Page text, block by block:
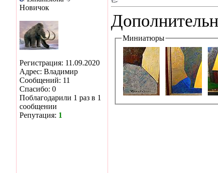
Новичок
Регистрация: 11.09.2020
Адрес: Владимир
Сообщений: 11
Спасибо: 0
Поблагодарили 1 раз в 1
сообщении
Репутация: 1
Миниатюры